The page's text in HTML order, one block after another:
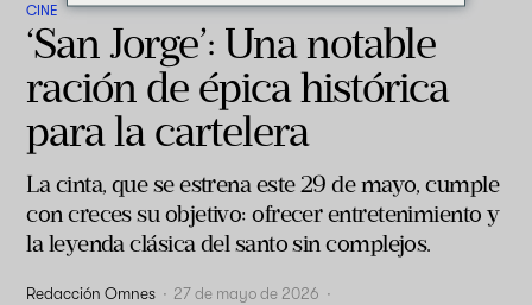
CINE
‘San Jorge’: Una notable
ración de épica histórica
para la cartelera
La cinta, que se estrena este 29 de mayo, cumple
con creces su objetivo: ofrecer entretenimiento y
la leyenda clásica del santo sin complejos.
Redacción Omnes · 27 de mayo de 2026 ·